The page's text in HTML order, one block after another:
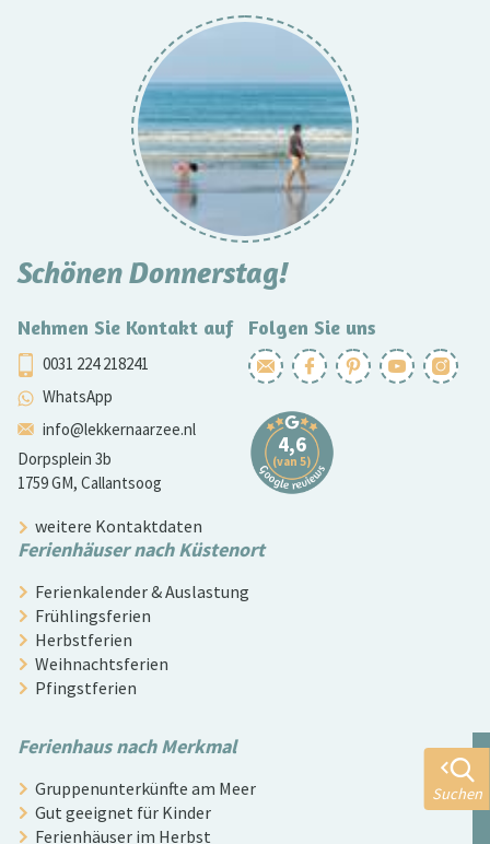
Schönen Donnerstag!
Nehmen Sie Kontakt auf
0031 224 218241
WhatsApp
info@lekkernaarzee.nl
Dorpsplein 3b
1759 GM, Callantsoog
Folgen Sie uns
weitere Kontaktdaten
Ferienhäuser nach Küstenort
Ferienkalender & Auslastung
Frühlingsferien
Herbstferien
Weihnachtsferien
Pfingstferien
Ferienhaus nach Merkmal
Gruppenunterkünfte am Meer
Gut geeignet für Kinder
Ferienhäuser im Herbst
Suchen